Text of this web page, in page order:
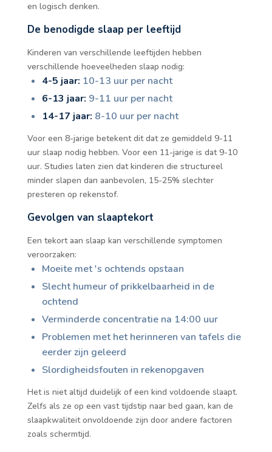
en logisch denken.
De benodigde slaap per leeftijd
Kinderen van verschillende leeftijden hebben
verschillende hoeveelheden slaap nodig:
4-5 jaar: 10-13 uur per nacht
6-13 jaar: 9-11 uur per nacht
14-17 jaar: 8-10 uur per nacht
Voor een 8-jarige betekent dit dat ze gemiddeld 9-11
uur slaap nodig hebben. Voor een 11-jarige is dat 9-10
uur. Studies laten zien dat kinderen die structureel
minder slapen dan aanbevolen, 15-25% slechter
presteren op rekenstof.
Gevolgen van slaaptekort
Een tekort aan slaap kan verschillende symptomen
veroorzaken:
Moeite met 's ochtends opstaan
Slecht humeur of prikkelbaarheid in de
ochtend
Verminderde concentratie na 14:00 uur
Problemen met het herinneren van tafels die
eerder zijn geleerd
Slordigheidsfouten in rekenopgaven
Het is niet altijd duidelijk of een kind voldoende slaapt.
Zelfs als ze op een vast tijdstip naar bed gaan, kan de
slaapkwaliteit onvoldoende zijn door andere factoren
zoals schermtijd.